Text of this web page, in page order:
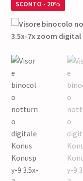
SCONTO - 20%